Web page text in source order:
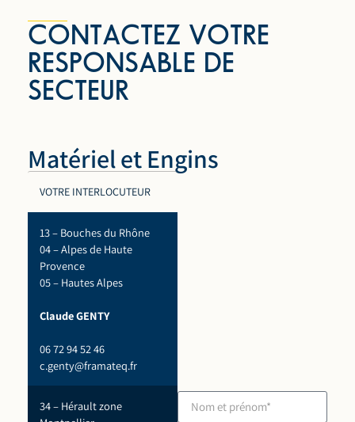
CONTACTEZ VOTRE
RESPONSABLE DE
SECTEUR
Matériel et Engins
VOTRE INTERLOCUTEUR
13 – Bouches du Rhône
04 – Alpes de Haute
Provence
05 – Hautes Alpes
Claude GENTY
06 72 94 52 46
c.genty@framateq.fr
34 – Hérault zone